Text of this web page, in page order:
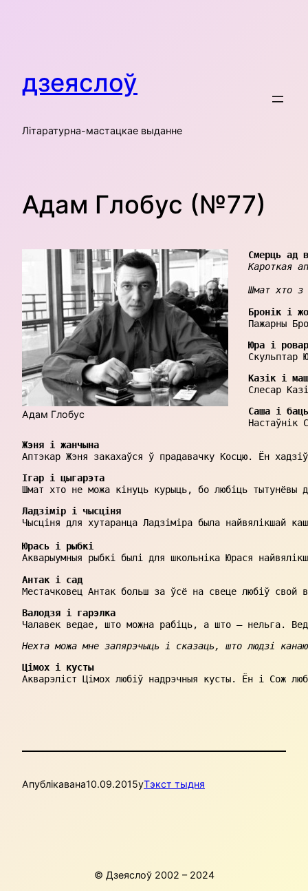
дзеяслоў
Літаратурна-мастацкае выданне
Адам Глобус (№77)
Адам Глобус
Кароткая
Шмат хто з
Бронік і
Пажарны
Юра і ровар
Скульптар
Казік і
Слесар
Саша і
Настаўнік
Жэня і жанчына
Аптэкар Жэня закахаўся ў прадавачку Косцю. Ён
Ігар і цыгарэта
Шмат хто не можа кінуць курыць, бо любіць тытунёвы
Ладзімір і чысціня
Чысціня для хутаранца Ладзіміра была найвялікшай
Юрась і рыбкі
Акварыумныя рыбкі былі для школьніка Юрася
Антак і сад
Местачковец Антак больш за ўсё на свеце любіў
Валодзя і гарэлка
Чалавек ведае, што можна рабіць, а што – нельга.
Нехта можа мне запярэчыць і сказаць, што людзі
Цімох і кусты
Акварэліст Цімох любіў надрэчныя кусты. Ён і Сож
Апублікавана10.09.2015уТэкст тыдня
© Дзеяслоў 2002 – 2024